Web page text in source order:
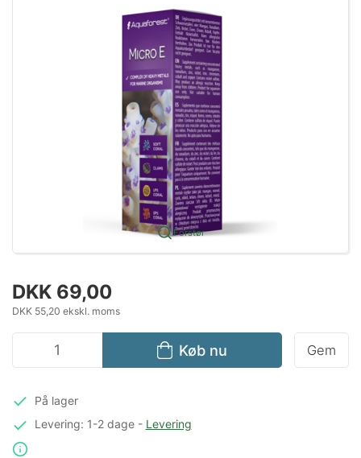
Forstør
DKK 69,00
DKK 55,20 ekskl. moms
Køb nu Gem
På lager
Levering: 1-2 dage- Levering